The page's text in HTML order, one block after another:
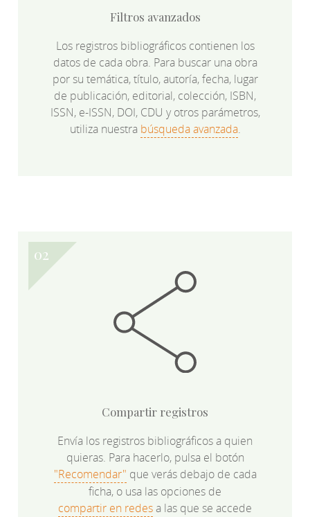
Filtros avanzados
Los registros bibliográficos contienen los
datos de cada obra. Para buscar una obra
por su temática, título, autoría, fecha, lugar
de publicación, editorial, colección, ISBN,
ISSN, e-ISSN, DOI, CDU y otros parámetros,
utiliza nuestra búsqueda avanzada.
Compartir registros
Envía los registros bibliográficos a quien
quieras. Para hacerlo, pulsa el botón
"Recomendar" que verás debajo de cada
ficha, o usa las opciones de
compartir en redesa las que se accede